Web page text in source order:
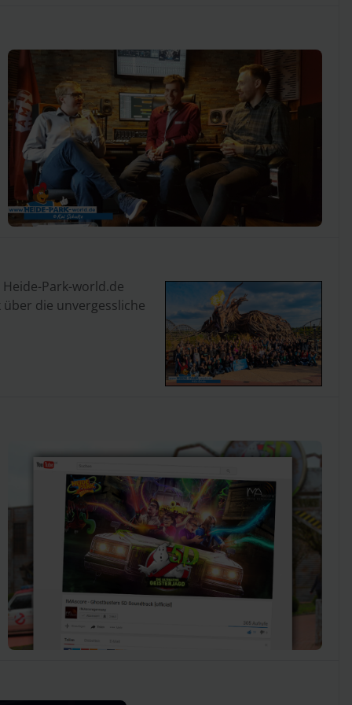
Park-world.de
die unvergessliche